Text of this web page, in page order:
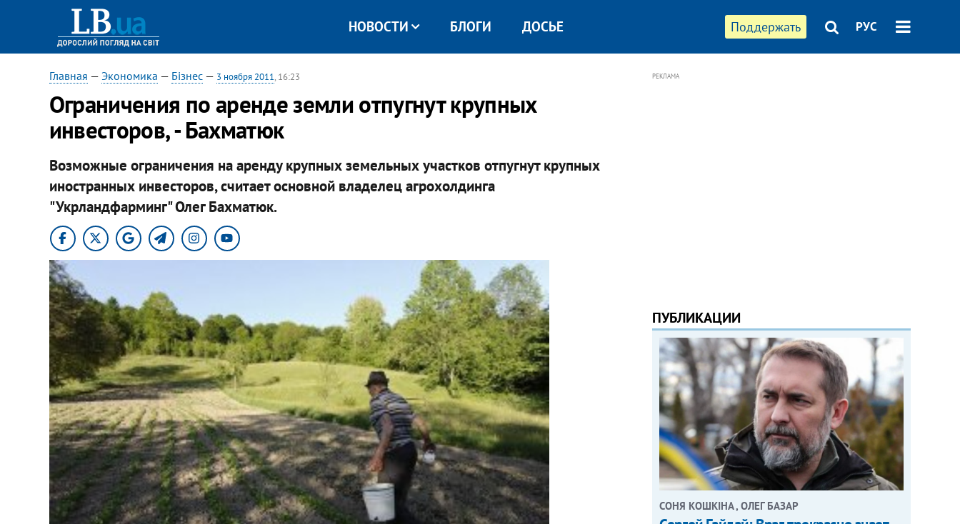
Поддержать РУС
НОВОСТИ БЛОГИ ДОСЬЕ
Главная — Экономика — Бізнес— 3 ноября 2011, 16:23
Ограничения по аренде земли отпугнут крупных
инвесторов, - Бахматюк
Возможные ограничения на аренду крупных земельных участков отпугнут крупных
иностранных инвесторов, считает основной владелец агрохолдинга
"Укрландфарминг" Олег Бахматюк.
РЕКЛАМА
ПУБЛИКАЦИИ
СОНЯ КОШКІНА , ОЛЕГ БАЗАР